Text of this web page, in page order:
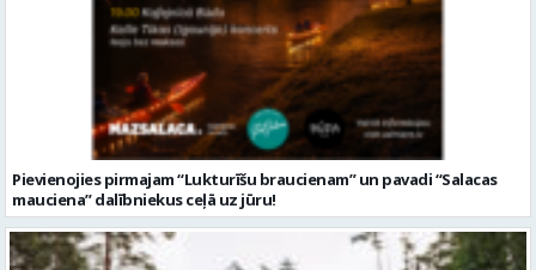
Pievienojies pirmajam “Lukturīšu braucienam” un pavadi “Salacas
mauciena” dalībniekus ceļā uz jūru!